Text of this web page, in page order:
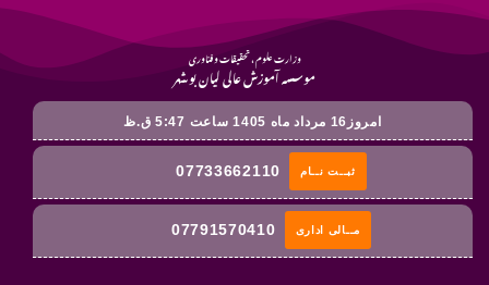
وزارت علوم ، تحقیقات و فناوری
موسسه آموزش عالی لیان بوشهر
امروز16 مرداد ماه 1405 ساعت 5:47 ق.ظ
07733662110 ثبــت نــام
07791570410 مــالی اداری